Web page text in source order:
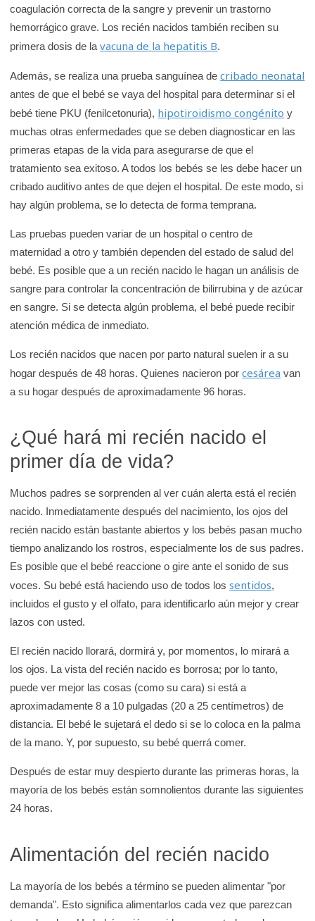
coagulación correcta de la sangre y prevenir un trastorno
hemorrágico grave. Los recién nacidos también reciben su
primera dosis de lavacuna de la hepatitis B.
Además, se realiza una prueba sanguínea decribado neonatal
antes de que el bebé se vaya del hospital para determinar si el
bebé tiene PKU (fenilcetonuria), hipotiroidismo congénito y
muchas otras enfermedades que se deben diagnosticar en las
primeras etapas de la vida para asegurarse de que el
tratamiento sea exitoso. A todos los bebés se les debe hacer un
cribado auditivo antes de que dejen el hospital. De este modo, si
hay algún problema, se lo detecta de forma temprana.
Las pruebas pueden variar de un hospital o centro de
maternidad a otro y también dependen del estado de salud del
bebé. Es posible que a un recién nacido le hagan un análisis de
sangre para controlar la concentración de bilirrubina y de azúcar
en sangre. Si se detecta algún problema, el bebé puede recibir
atención médica de inmediato.
Los recién nacidos que nacen por parto natural suelen ir a su
hogar después de 48 horas. Quienes nacieron porcesárea van
a su hogar después de aproximadamente 96 horas.
¿Qué hará mi recién nacido el
primer día de vida?
Muchos padres se sorprenden al ver cuán alerta está el recién
nacido. Inmediatamente después del nacimiento, los ojos del
recién nacido están bastante abiertos y los bebés pasan mucho
tiempo analizando los rostros, especialmente los de sus padres.
Es posible que el bebé reaccione o gire ante el sonido de sus
voces. Su bebé está haciendo uso de todos lossentidos,
incluidos el gusto y el olfato, para identificarlo aún mejor y crear
lazos con usted.
El recién nacido llorará, dormirá y, por momentos, lo mirará a
los ojos. La vista del recién nacido es borrosa; por lo tanto,
puede ver mejor las cosas (como su cara) si está a
aproximadamente 8 a 10 pulgadas (20 a 25 centímetros) de
distancia. El bebé le sujetará el dedo si se lo coloca en la palma
de la mano. Y, por supuesto, su bebé querrá comer.
Después de estar muy despierto durante las primeras horas, la
mayoría de los bebés están somnolientos durante las siguientes
24 horas.
Alimentación del recién nacido
La mayoría de los bebés a término se pueden alimentar "por
demanda". Esto significa alimentarlos cada vez que parezcan